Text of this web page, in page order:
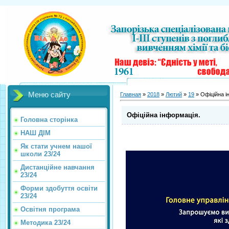
Меню сайту
Головна сторінка
НАШ ДІМ
Як стати учнем нашої
школи 23/24
Дистанційне навчання
23/24
Форми здобуття освіти
23/24
Освітня програма
Методика 23/24
Главная » 2018 » Лютий » 19 » Офіційна
Офіційна інформація.